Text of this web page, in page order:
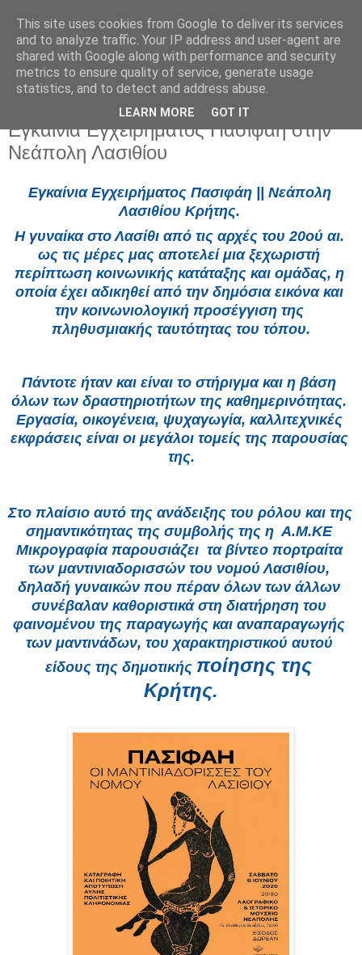
Παρασκευή 5 Ιουνίου 2026
Εγκαίνια Εγχειρήματος Πασιφάη στην
Νεάπολη Λασιθίου
Εγκαίνια Εγχειρήματος Πασιφάη || Νεάπολη
Λασιθίου Κρήτης.
Η γυναίκα στο Λασίθι από τις αρχές του 20ού αι.
ως τις μέρες μας αποτελεί μια ξεχωριστή
περίπτωση κοινωνικής κατάταξης και ομάδας, η
οποία έχει αδικηθεί από την δημόσια εικόνα και
την κοινωνιολογική προσέγγιση της
πληθυσμιακής ταυτότητας του τόπου.
Πάντοτε ήταν και είναι το στήριγμα και η βάση
όλων των δραστηριοτήτων της καθημερινότητας.
Εργασία, οικογένεια, ψυχαγωγία, καλλιτεχνικές
εκφράσεις είναι οι μεγάλοι τομείς της παρουσίας
της.
Στο πλαίσιο αυτό της ανάδειξης του ρόλου και της
σημαντικότητας της συμβολής της η  Α.Μ.ΚΕ
Μικρογραφία παρουσιάζει  τα βίντεο πορτραίτα
των μαντινιαδορισσών του νομού Λασιθίου,
δηλαδή γυναικών που πέραν όλων των άλλων
συνέβαλαν καθοριστικά στη διατήρηση του
φαινομένου της παραγωγής και αναπαραγωγής
των μαντινάδων, του χαρακτηριστικού αυτού
είδους της δημοτικής ποίησης της
Κρήτης.
This site uses cookies from Google to deliver its services
and to analyze traffic. Your IP address and user-agent are
shared with Google along with performance and security
metrics to ensure quality of service, generate usage
statistics, and to detect and address abuse.
LEARN MORE GOT IT